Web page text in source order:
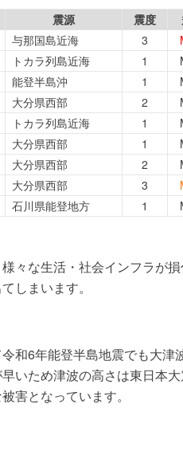
震源 震度
与那国島近海 3
トカラ列島近海 1
能登半島沖 1
大分県西部 2
トカラ列島近海 1
大分県西部 1
大分県西部 2
大分県西部 3
石川県能登地方 1
々な生活・社会インフラが
しまいます。
和6年能登半島地震でも大津
いため津波の高さは東日本
害となっています。